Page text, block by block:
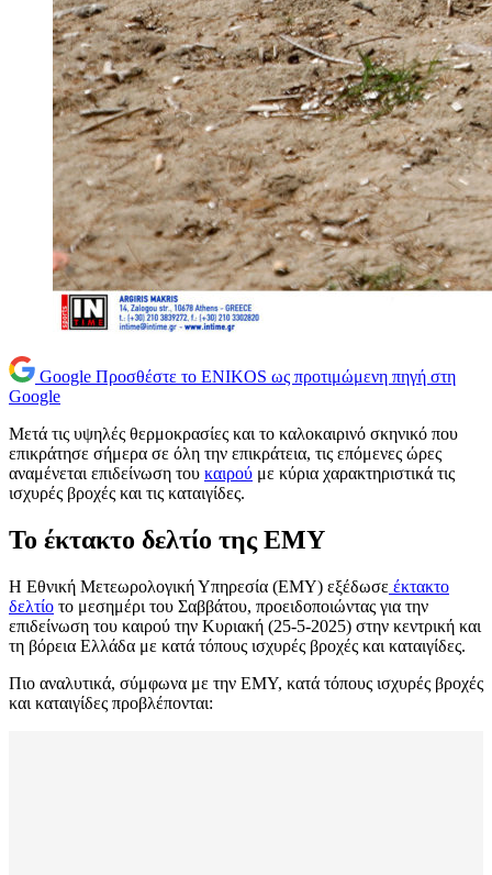
Google Προσθέστε το ENIKOS ως προτιμώμενη πηγή στη
Google
Μετά τις υψηλές θερμοκρασίες και το καλοκαιρινό σκηνικό που
επικράτησε σήμερα σε όλη την επικράτεια, τις επόμενες ώρες
αναμένεται επιδείνωση του καιρού με κύρια χαρακτηριστικά τις
ισχυρές βροχές και τις καταιγίδες.
Το έκτακτο δελτίο της ΕΜΥ
Η Εθνική Μετεωρολογική Υπηρεσία (ΕΜΥ) εξέδωσε έκτακτο
δελτίο το μεσημέρι του Σαββάτου, προειδοποιώντας για την
επιδείνωση του καιρού την Κυριακή (25-5-2025) στην κεντρική και
τη βόρεια Ελλάδα με κατά τόπους ισχυρές βροχές και καταιγίδες.
Πιο αναλυτικά, σύμφωνα με την ΕΜΥ, κατά τόπους ισχυρές βροχές
και καταιγίδες προβλέπονται: